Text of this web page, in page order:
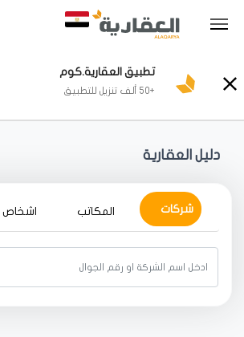
تطبيق العقارية.كوم
+50 ألف تنزيل للتطبيق
دليل العقارية
شركات المكاتب اشخاص